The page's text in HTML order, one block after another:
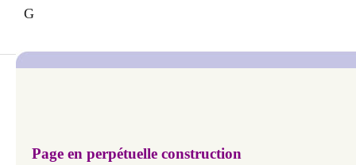
G
Page en perpétuelle construction